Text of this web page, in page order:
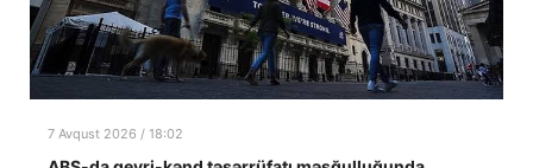
7 Avqust 2026 / 18:02